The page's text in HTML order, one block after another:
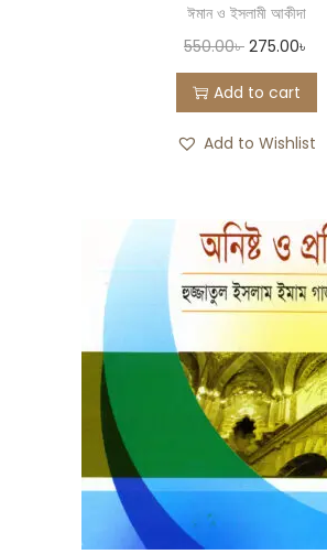
ঈমান ও ইসলামী আকীদা
550.00৳ 275.00৳
Add to cart
Add to Wishlist